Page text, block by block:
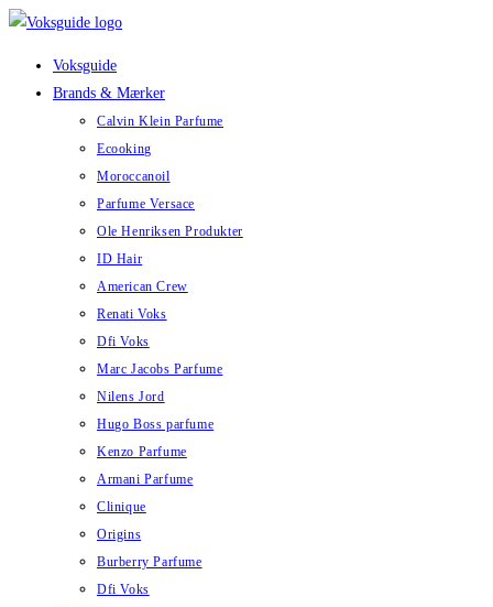
Skip
Voksguide
Brands & Mærker
Calvin Klein Parfume
Ecooking
Moroccanoil
Parfume Versace
Ole Henriksen Produkter
ID Hair
American Crew
Renati Voks
Dfi Voks
Marc Jacobs Parfume
Nilens Jord
Hugo Boss parfume
Kenzo Parfume
Armani Parfume
Clinique
Origins
Burberry Parfume
Dfi Voks